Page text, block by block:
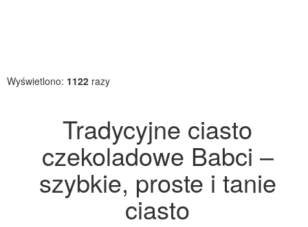
Wyświetlono: 1122 razy
Tradycyjne ciasto
czekoladowe Babci –
szybkie, proste i tanie
ciasto